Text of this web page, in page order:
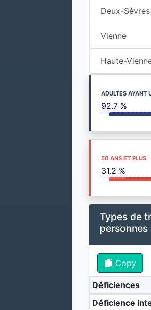
Deux-Sèvres
Vienne
Haute-
ADULTES AYANT
92.7 %
50 ANS ET PLUS
31.2 %
Types de
Copy
Déficiences
Déficience